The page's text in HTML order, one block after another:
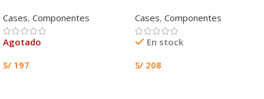
Cases, Componentes
Agotado
S/ 197
Cases, Componentes
En stock
S/ 208